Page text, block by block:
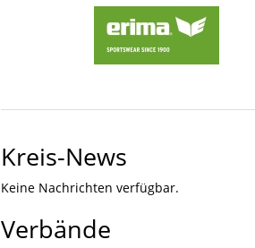
Kreis-News
Keine Nachrichten verfügbar.
Verbände